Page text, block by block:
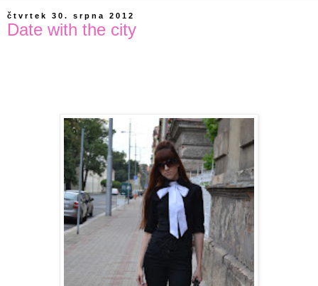
čtvrtek 30. srpna 2012
Date with the city